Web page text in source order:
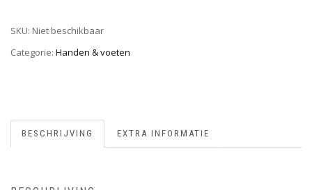
SKU: Niet beschikbaar
Categorie: Handen & voeten
BESCHRIJVING EXTRA INFORMATIE